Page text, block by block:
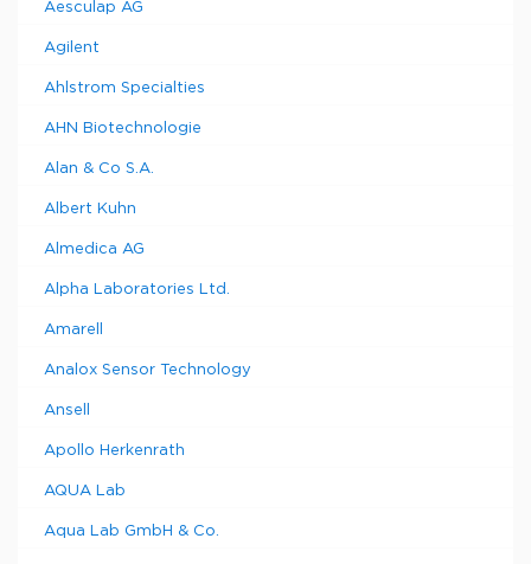
Aesculap AG
Agilent
Ahlstrom Specialties
AHN Biotechnologie
Alan & Co S.A.
Albert Kuhn
Almedica AG
Alpha Laboratories Ltd.
Amarell
Analox Sensor Technology
Ansell
Apollo Herkenrath
AQUA Lab
Aqua Lab GmbH & Co.